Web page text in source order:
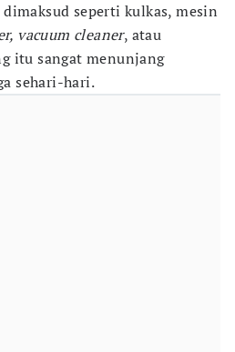
seperti kulkas, mesin
vacuum cleaner, atau
itu sangat menunjang
sehari-hari.